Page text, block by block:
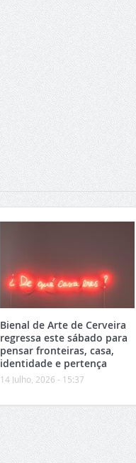
Bienal de Arte de Cerveira
regressa este sábado para
pensar fronteiras, casa,
identidade e pertença
14 Julho, 2026 - 15:37